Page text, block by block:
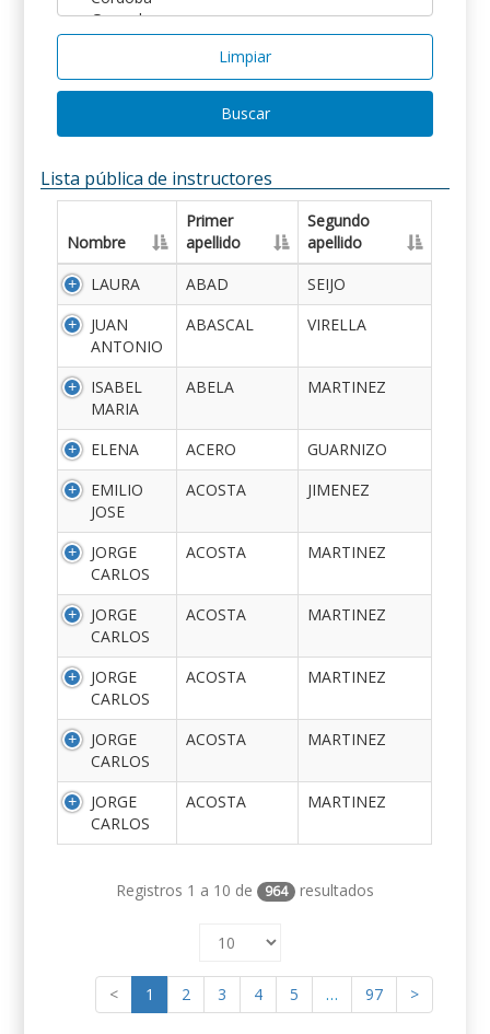
Limpiar
Buscar
Lista pública de instructores
Nombre
Primer
apellido
Segundo
apellido
LAURA
ABAD
SEIJO
JUAN
ANTONIO
ABASCAL VIRELLA
ISABEL
MARIA
ABELA MARTINEZ
ELENA ACERO
GUARNIZO
EMILIO
JOSE
ACOSTA JIMENEZ
JORGE
CARLOS
ACOSTA MARTINEZ
JORGE
CARLOS
ACOSTA MARTINEZ
JORGE
CARLOS
ACOSTA MARTINEZ
JORGE
CARLOS
ACOSTA MARTINEZ
JORGE
CARLOS
ACOSTA MARTINEZ
Registros 1 a 10 de 964 resultados
< 1 2 3 4 5 … 97 >